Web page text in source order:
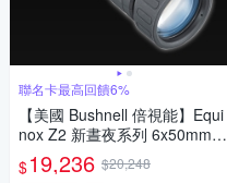
聯名卡最高回饋6%
【美國 Bushnell 倍視能】Equi
nox Z2 新晝夜系列 6x50mm
數位日夜兩用紅外線單眼夜視
鏡 260250 (公司貨)
$19,236 $20,248